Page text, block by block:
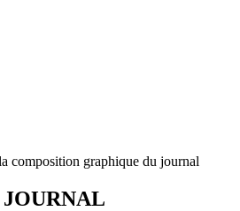
composition graphique du journal